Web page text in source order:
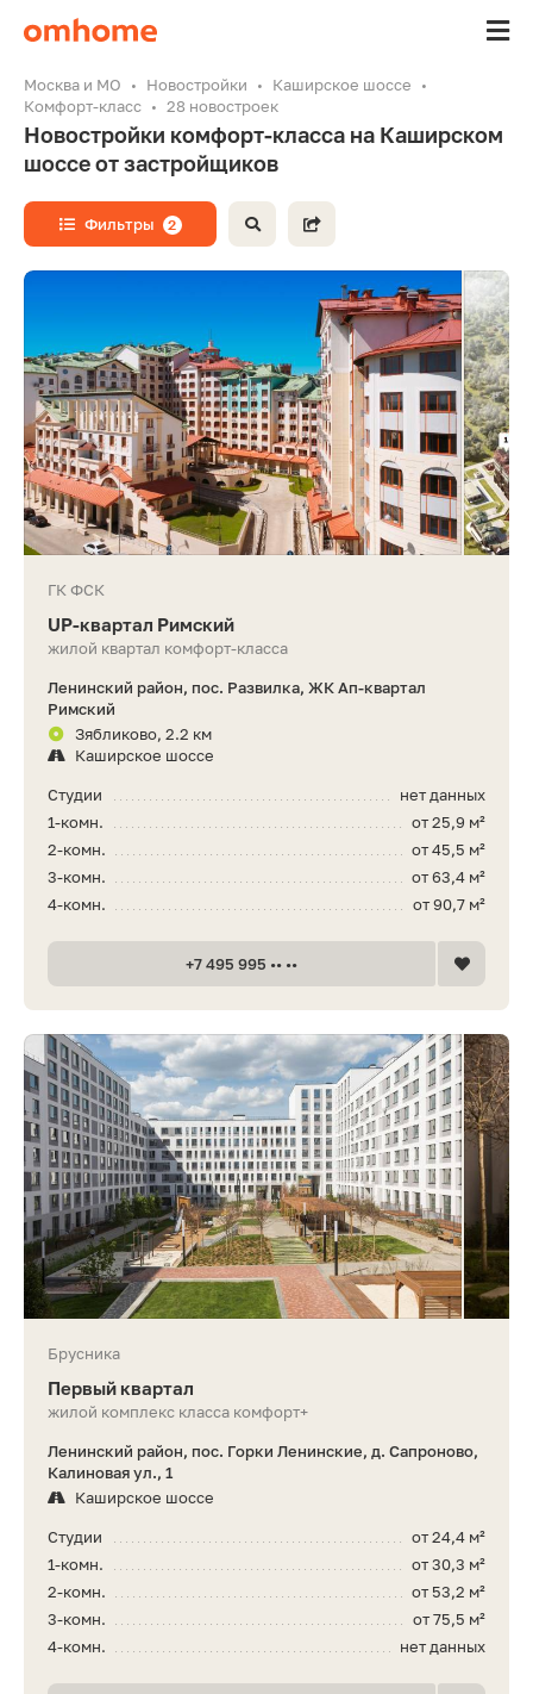
Москва и МО Новостройки
Каширское шоссе
Комфорт-класс
28 новостроек
Новостройки комфорт-класса на Каширском
шоссе от застройщиков
Фильтры 2
ГК ФСК
UP-квартал Римский
жилой квартал комфорт-класса
Ленинский район, пос. Развилка, ЖК Ап-квартал
Римский
Зябликово, 2.2 км
Каширское шоссе
нет данных
Студии
от 25,9 м²
1-комн.
от 45,5 м²
2-комн.
от 63,4 м²
3-комн.
от 90,7 м²
4-комн.
+7 495 995 •• ••
Брусника
Первый квартал
жилой комплекс класса комфорт+
Ленинский район, пос. Горки Ленинские, д. Сапроново,
Калиновая ул., 1
Каширское шоссе
от 24,4 м²
Студии
от 30,3 м²
1-комн.
от 53,2 м²
2-комн.
от 75,5 м²
3-комн.
нет данных
4-комн.